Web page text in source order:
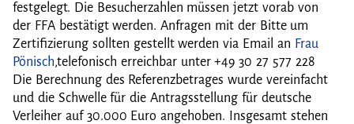
festgelegt. Die Besucherzahlen müssen jetzt vorab von
der FFA bestätigt werden. Anfragen mit der Bitte um
Zertifizierung sollten gestellt werden via Email an Frau
Pönisch,telefonisch erreichbar unter +49 30 27 577 228
Die Berechnung des Referenzbetrages wurde vereinfacht
und die Schwelle für die Antragsstellung für deutsche
Verleiher auf 30.000 Euro angehoben. Insgesamt stehen